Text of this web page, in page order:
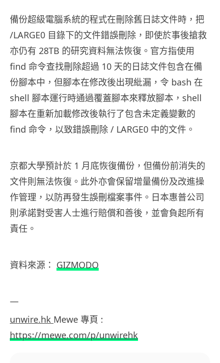
備份超級電腦系統的程式在刪除舊日誌文件時，把
/LARGE0 目錄下的文件錯誤刪除，即使於事後搶救
亦仍有 28TB 的研究資料無法恢復。官方指使用
find 命令查找刪除超過 10 天的日誌文件包含在備
份腳本中，但腳本在修改後出現紕漏，令 bash 在
shell 腳本運行時通過覆蓋腳本來釋放腳本，shell
腳本在重新加載修改後執行了包含未定義變數的
find 命令，以致錯誤刪除 / LARGE0 中的文件。
京都大學預計於 1 月底恢復備份，但備份前消失的
文件則無法恢復。此外亦會保留增量備份及改進操
作管理，以防再發生誤刪檔案事件。日本惠普公司
則承諾對受害人士進行賠償和善後，並會負起所有
責任。
資料來源： GIZMODO
—
unwire.hk Mewe 專頁 :
https://mewe.com/p/unwirehk